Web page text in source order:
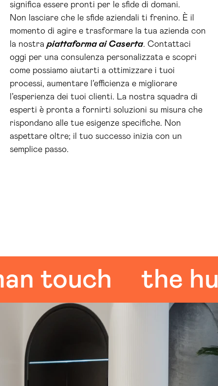
significa essere pronti per le sfide di domani.
Non lasciare che le sfide aziendali ti frenino. È il
momento di agire e trasformare la tua azienda con
la nostra piattaforma ai Caserta. Contattaci
oggi per una consulenza personalizzata e scopri
come possiamo aiutarti a ottimizzare i tuoi
processi, aumentare l’efficienza e migliorare
l’esperienza dei tuoi clienti. La nostra squadra di
esperti è pronta a fornirti soluzioni su misura che
rispondano alle tue esigenze specifiche. Non
aspettare oltre; il tuo successo inizia con un
semplice passo.
the